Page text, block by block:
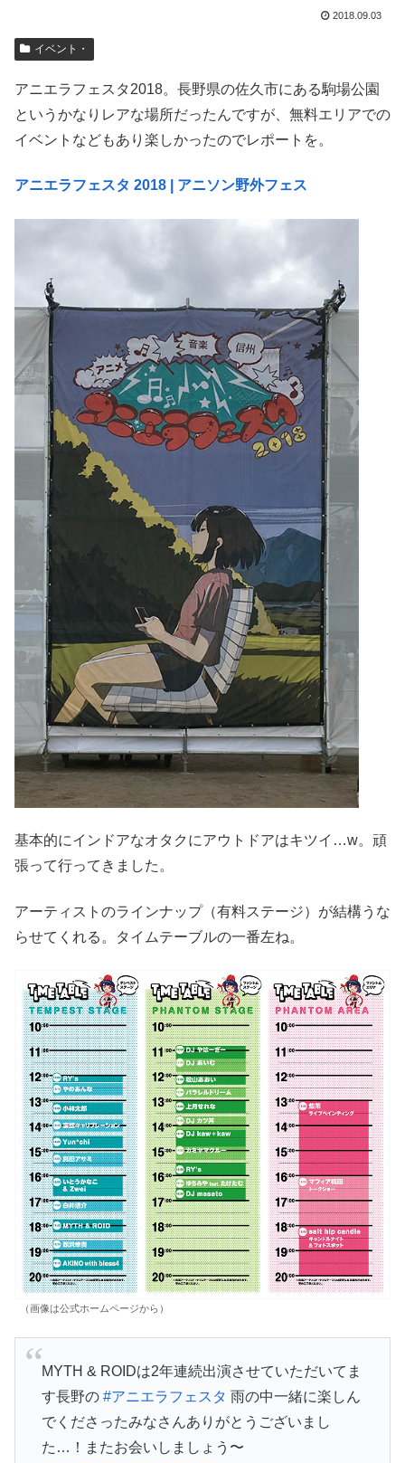
2018.09.03
イベント・
アニエラフェスタ2018。長野県の佐久市にある駒場公園
というかなりレアな場所だったんですが、無料エリアでの
イベントなどもあり楽しかったのでレポートを。
アニエラフェスタ 2018 | アニソン野外フェス
基本的にインドアなオタクにアウトドアはキツイ…w。頑
張って行ってきました。
アーティストのラインナップ（有料ステージ）が結構うな
らせてくれる。タイムテーブルの一番左ね。
（画像は公式ホームページから）
MYTH & ROIDは2年連続出演させていただいてま
す長野の #アニエラフェスタ 雨の中一緒に楽しん
でくださったみなさんありがとうございまし
た…！またお会いしましょう〜